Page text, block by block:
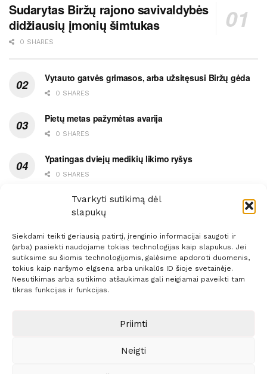
Tvarkyti sutikimą dėl
slapukų
Siekdami teikti geriausią patirtį, įrenginio informacijai saugoti ir
(arba) pasiekti naudojame tokias technologijas kaip slapukus. Jei
sutiksime su šiomis technologijomis, galėsime apdoroti duomenis,
tokius kaip naršymo elgsena arba unikalūs ID šioje svetainėje.
Nesutikimas arba sutikimo atšaukimas gali neigiamai paveikti tam
tikras funkcijas ir funkcijas.
Priimti
Neigti
Sudarytas Biržų rajono savivaldybės
didžiausių įmonių šimtukas
0 SHARES
Vytauto gatvės grimasos, arba užsitęsusi Biržų gėda
0 SHARES
Pietų metas pažymėtas avarija
0 SHARES
Ypatingas dviejų medikių likimo ryšys
0 SHARES
Ašaromis baigęsis užėjimas į piceriją
0 SHARES
Prenumerata Reklama
Sprendimas:ITBrolis